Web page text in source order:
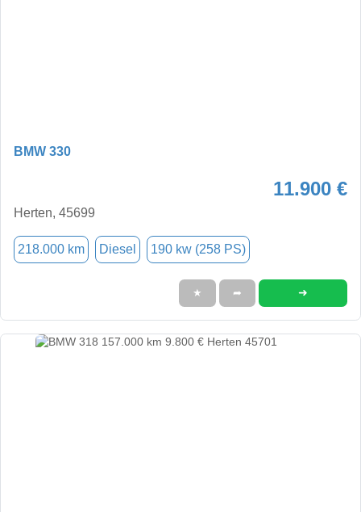
BMW 330
11.900 €
Herten, 45699
218.000 km Diesel 190 kw (258 PS)
★ ➦ ➜